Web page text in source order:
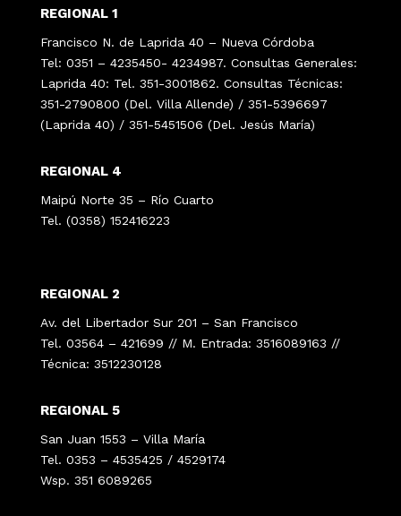
REGIONAL 1
Francisco N. de Laprida 40 – Nueva Córdoba
Tel: 0351 – 4235450- 4234987. Consultas Generales:
Laprida 40: Tel. 351-3001862. Consultas Técnicas:
351-2790800 (Del. Villa Allende) / 351-5396697
(Laprida 40) / 351-5451506 (Del. Jesús María)
REGIONAL 4
Maipú Norte 35 – Río Cuarto
Tel. (0358) 152416223
REGIONAL 2
Av. del Libertador Sur 201 – San Francisco
Tel. 03564 – 421699 // M. Entrada: 3516089163 //
Técnica: 3512230128
REGIONAL 5
San Juan 1553 – Villa María
Tel. 0353 – 4535425 / 4529174
Wsp. 351 6089265